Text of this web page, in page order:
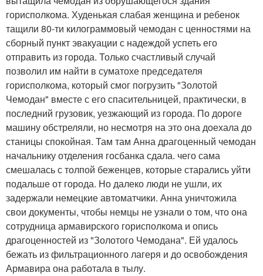
горисполкома. Худенькая слабая женщина и ребенок
тащили 80-ти килограммовый чемодан с ценностями на
сборный пункт эвакуации с надеждой успеть его
отправить из города. Только счастливый случай
позволил им найти в суматохе председателя
горисполкома, который смог погрузить "Золотой
Чемодан" вместе с его спасительницей, практически, в
последний грузовик, уезжающий из города. По дороге
машину обстреляли, но несмотря на это она доехала до
станицы спокойная. Там там Анна драгоценный чемодан
начальнику отделения госбанка сдала. чего сама
смешалась с толпой беженцев, которые старались уйти
подальше от города. Но далеко люди не ушли, их
задержали немецкие автоматчики. Анна уничтожила
свои документы, чтобы немцы не узнали о том, что она
сотрудница армавирского горисполкома и опись
драгоценностей из "Золотого Чемодана". Ей удалось
бежать из фильтрационного лагеря и до освобождения
Армавира она работала в тылу.